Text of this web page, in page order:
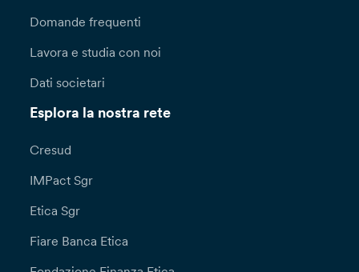
Domande frequenti
Lavora e studia con noi
Dati societari
Esplora la nostra rete
Cresud
IMPact Sgr
Etica Sgr
Fiare Banca Etica